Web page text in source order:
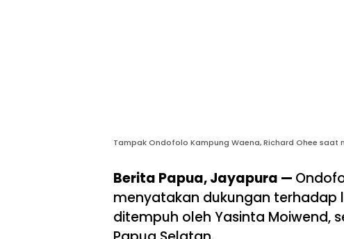
Tampak Ondofolo Kampung Waena, Richard Ohee saat
Berita Papua, Jayapura —
menyatakan dukungan terhadap
ditempuh oleh Yasinta Moiwend,